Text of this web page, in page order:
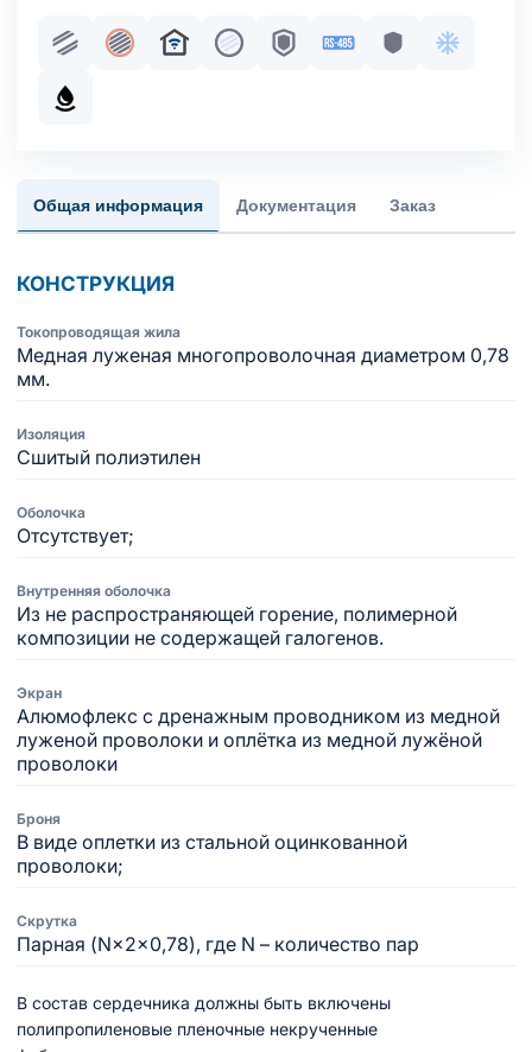
Парная скрутка
Общий экран
Для систем умный дом
Жила медная
БроняИнтерфейс RS-485
Броня без
Маслобензостойкое исполнение оболочки
Общая информация Документация Заказ
КОНСТРУКЦИЯ
Токопроводящая жила
Медная луженая многопроволочная диаметром 0,78
мм.
Изоляция
Сшитый полиэтилен
Оболочка
Отсутствует;
Внутренняя оболочка
Из не распространяющей горение, полимерной
композиции не содержащей галогенов.
Экран
Алюмофлекс с дренажным проводником из медной
луженой проволоки и оплётка из медной лужёной
проволоки
Броня
В виде оплетки из стальной оцинкованной
проволоки;
Скрутка
Парная (N×2×0,78), где N – количество пар
В состав сердечника должны быть включены
полипропиленовые пленочные некрученные